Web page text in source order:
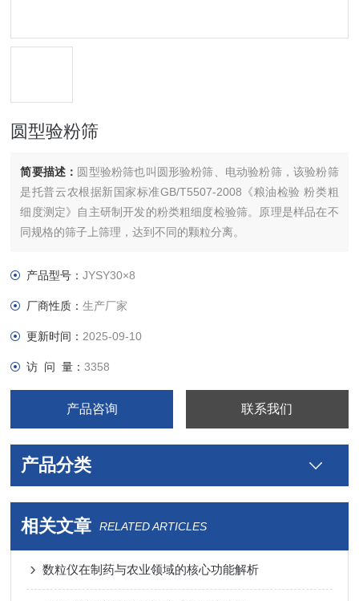
圆型验粉筛
简要描述： 圆型验粉筛也叫圆形验粉筛、电动验粉筛，该验粉筛
是托普云农根据新国家标准GB/T5507-2008《粮油检验 粉类粗
细度测定》自主研制开发的粉类粗细度检验筛。原理是样品在不
同规格的筛子上筛理，达到不同的颗粒分离。
产品型号：JYSY30×8
厂商性质：生产厂家
更新时间： 2025-09-10
访 问 量：3358
产品咨询 联系我们
产品分类
相关文章 RELATED ARTICLES
数粒仪在制药与农业领域的核心功能解析